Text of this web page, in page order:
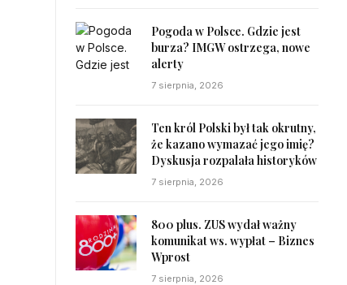
Pogoda w Polsce. Gdzie jest
burza? IMGW ostrzega, nowe
alerty
7 sierpnia, 2026
Ten król Polski był tak okrutny,
że kazano wymazać jego imię?
Dyskusja rozpalała historyków
7 sierpnia, 2026
800 plus. ZUS wydał ważny
komunikat ws. wypłat – Biznes
Wprost
7 sierpnia, 2026